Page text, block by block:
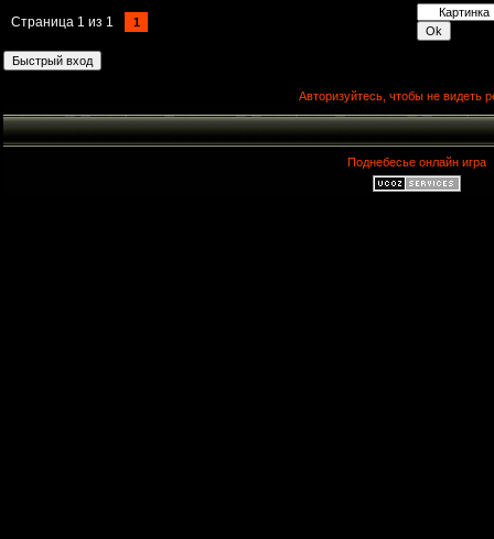
Страница 1 из 1 1
Авторизуйтесь, чтобы не видеть
Поднебесье онлайн игра